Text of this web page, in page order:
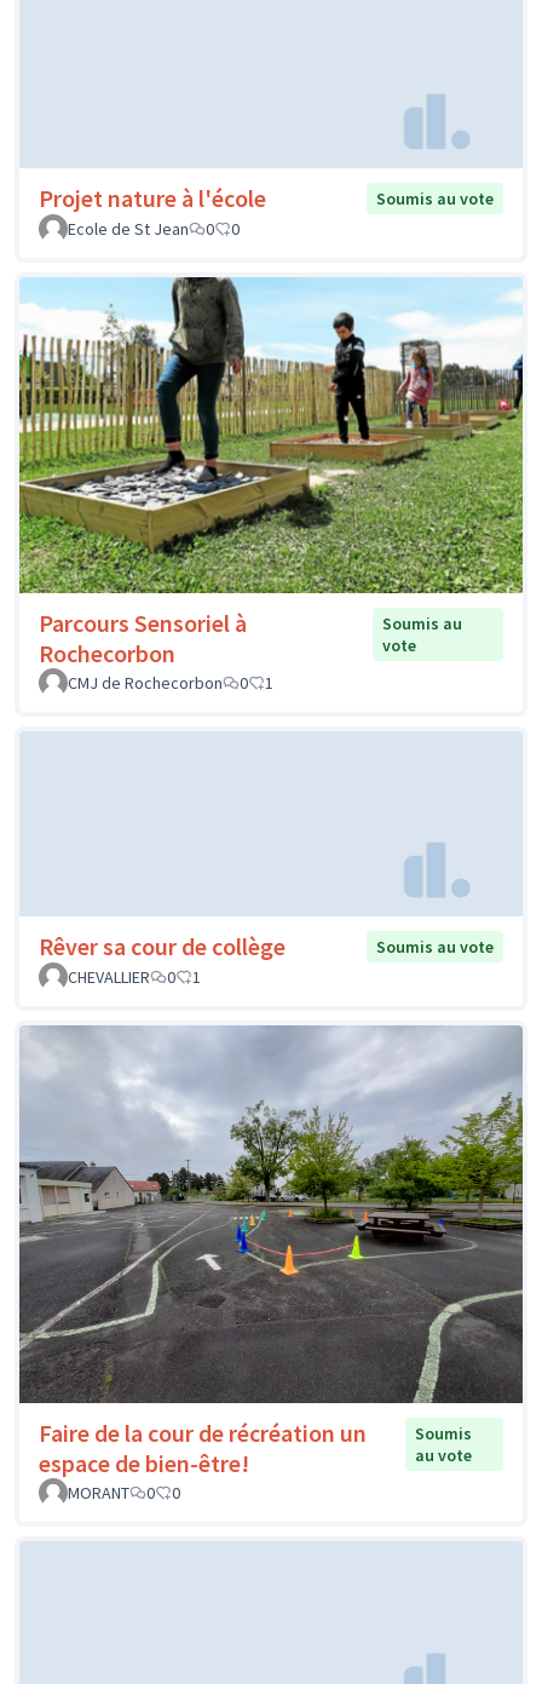
Projet nature à l'école
Soumis au vote
Ecole de St Jean
0 0
Parcours Sensoriel à
Rochecorbon
Soumis au
vote
CMJ de Rochecorbon
0 1
Rêver sa cour de collège
Soumis au vote
CHEVALLIER
0 1
Faire de la cour de récréation un
espace de bien-être!
Soumis
au vote
MORANT
0 0